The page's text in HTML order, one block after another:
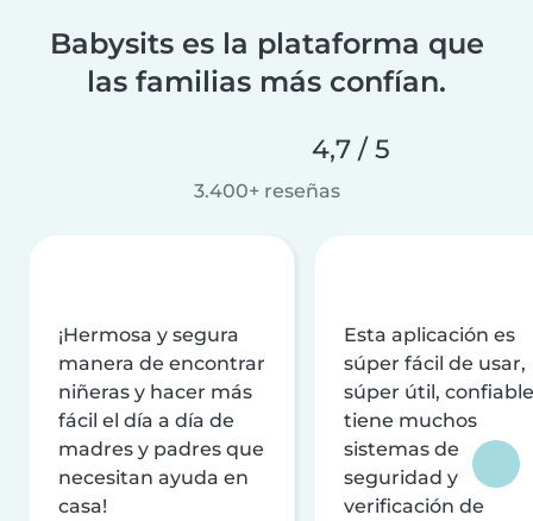
Babysits es la plataforma que
las familias más confían.
4,7 / 5
3.400+ reseñas
¡Hermosa y segura
manera de encontrar
niñeras y hacer más
fácil el día a día de
madres y padres que
necesitan ayuda en
casa!
Esta aplicación es
súper fácil de usar,
súper útil,
tiene muchos
sistemas de
seguridad y
verificación de